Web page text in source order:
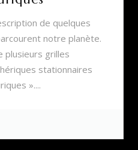
de quelques
notre planète.
plusieurs grilles
stationnaires
»....